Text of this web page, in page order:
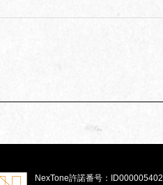
NexTone許諾番号：
ID000005402